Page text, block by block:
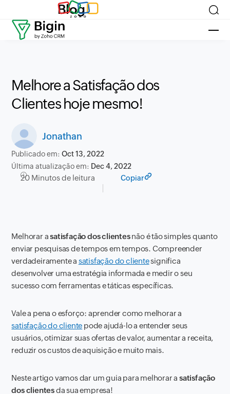
Blog
Melhore a Satisfação dos
Clientes hoje mesmo!
Jonathan
Publicado em:Oct 13, 2022
Última atualização em: Dec 4, 2022
20 Minutos de leitura Copiar
Melhorar asatisfação dos clientesnão é tão simples quanto
enviar pesquisas de tempos em tempos. Compreender
verdadeiramente a satisfação do clientesignifica
desenvolver uma estratégia informada e medir o seu
sucesso com ferramentas e táticas específicas.
Vale a pena o esforço: aprender como melhorar a
satisfação do cliente pode ajudá-lo a entender seus
usuários, otimizar suas ofertas de valor, aumentar a receita,
reduzir os custos de aquisição e muito mais.
Neste artigo vamos dar um guia para melhorar asatisfação
dos clientesda sua empresa!